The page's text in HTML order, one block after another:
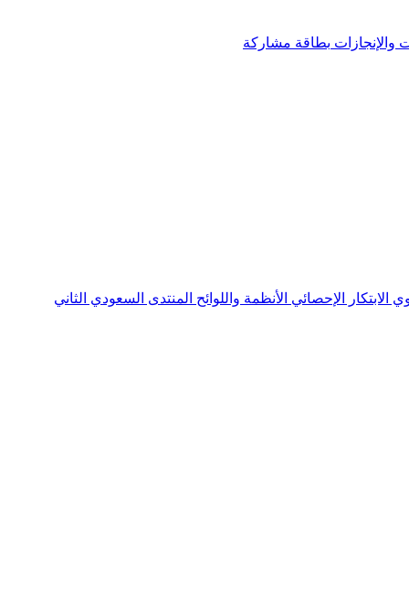
والإنجازات بطاقة مشاركة
الابتكار الإحصائي الأنظمة واللوائح المنتدى السعودي الثاني